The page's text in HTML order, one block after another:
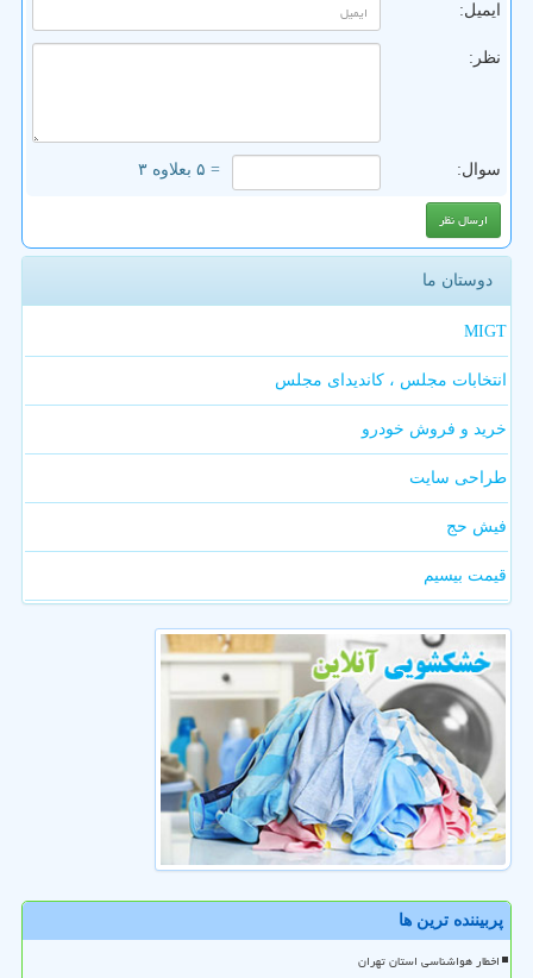
ایمیل:
نظر:
سوال: = ۵ بعلاوه ۳
دوستان ما
MIGT
انتخابات مجلس ، کاندیدای مجلس
خرید و فروش خودرو
طراحی سایت
فیش حج
قیمت بیسیم
پربیننده ترین ها
اخطار هواشناسی استان تهران